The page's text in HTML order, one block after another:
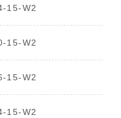
15-W2
15-W2
15-W2
15-W2